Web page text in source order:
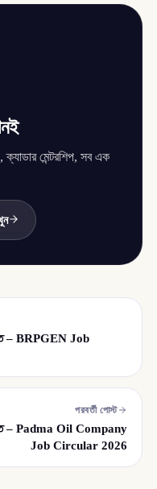
মেন্টরশিপ, সব এক
– BRPGEN Job
পরবর্তী পোস্ট
– Padma Oil Company
Job Circular 2026